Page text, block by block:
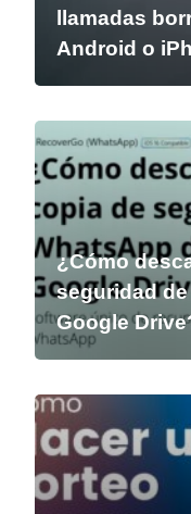
llamadas
Android o
¿Cómo
seguridad
Google